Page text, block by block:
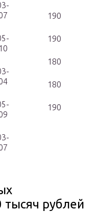
190
190
180
180
190
рублей